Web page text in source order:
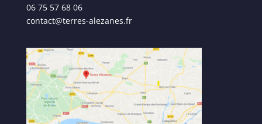
06 75 57 68 06
contact@terres-alezanes.fr